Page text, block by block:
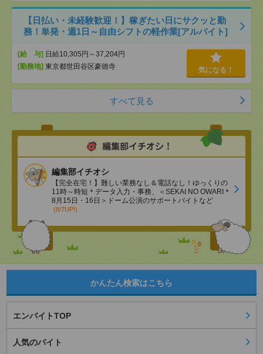
【日払い・未経験歓迎！】稼ぎたい日にサクッと勤
務！単発・週1日～自由シフトの軽作業[アルバイト]
[給 与] 日給10,305円～37,204円
[勤務地] 東京都世田谷区豪徳寺 気になる！
すべて見る
編集部イチオシ
【完全在宅！】難しい業務なし＆電話なし！ゆっくりの
11時～時短＊データ入力・事務、＜SEKAI NO OWARI＊
8月15日・16日＞ドーム公演のサポートバイトなど
(8/7UP!)
かんたん検索はこちら
エンバイトTOP
人気のバイト